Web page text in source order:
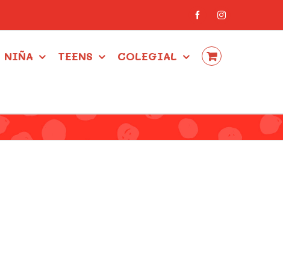
FacebookInstagram
NIÑA TEENS COLEGIAL